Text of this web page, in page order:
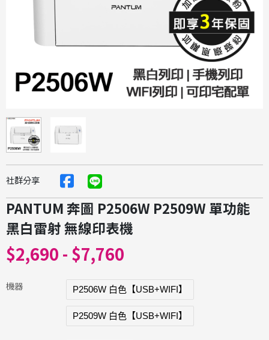
社群分享
PANTUM 奔圖 P2506W P2509W 單功能
黑白雷射 無線印表機
$2,690 - $7,760
機器 P2506W 白色【USB+WIFI】
P2509W 白色【USB+WIFI】